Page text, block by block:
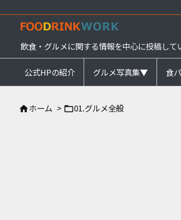
飲食・グルメに関する情報を中心に投稿して
公式HPの紹介 グルメ写真集▼ 食
ホーム > 01.グルメ全般